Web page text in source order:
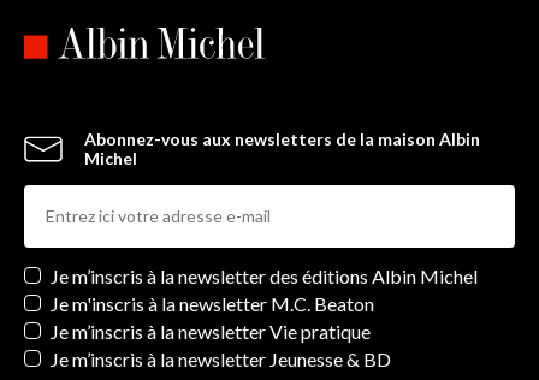
Abonnez-vous aux newsletters de la maison Albin
Michel
Newsletters
Je m’inscris à la newsletter des éditions Albin Michel
Je m'inscris à la newsletter M.C. Beaton
Je m’inscris à la newsletter Vie pratique
Je m’inscris à la newsletter Jeunesse & BD